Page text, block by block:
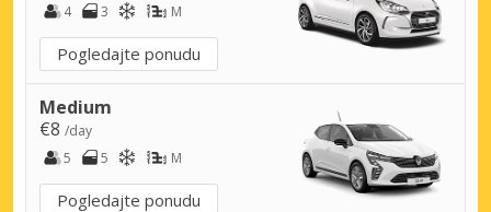
4
3 M
Pogledajte ponudu
Medium
€8 /day
5
5 M
Pogledajte ponudu